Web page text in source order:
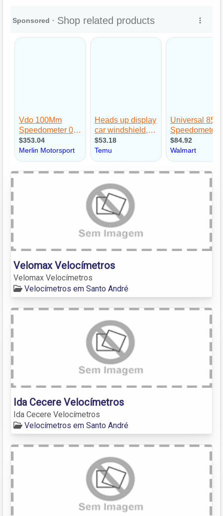
Velomax Velocímetros
Velomax Velocímetros
Velocímetros em Santo André
Ida Cecere Velocímetros
Ida Cecere Velocímetros
Velocímetros em Santo André